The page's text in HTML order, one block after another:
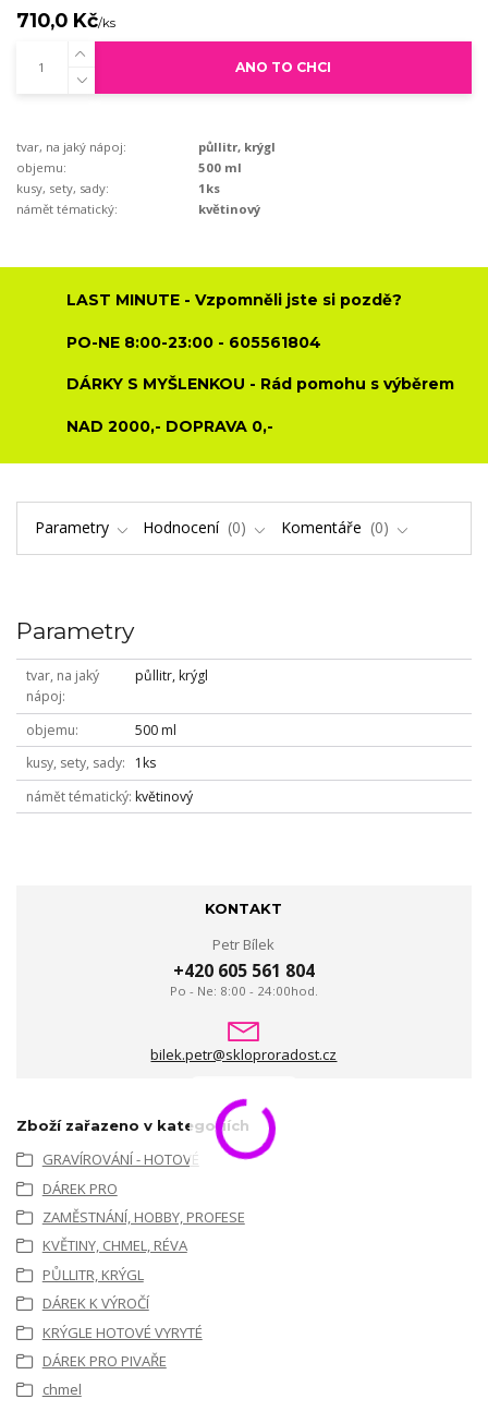
710,0 Kč/ks
ANO TO CHCI
tvar, na jaký nápoj:
půllitr, krýgl
objemu:
500 ml
kusy, sety, sady:
1ks
námět tématický:
květinový
LAST MINUTE - Vzpomněli jste si pozdě?
PO-NE 8:00-23:00 - 605561804
DÁRKY S MYŠLENKOU - Rád pomohu s výběrem
NAD 2000,- DOPRAVA 0,-
Parametry Hodnocení 0 Komentáře 0
Parametry
tvar, na jaký
nápoj
půllitr, krýgl
objemu
500 ml
kusy, sety, sady
1ks
námět tématický květinový
KONTAKT
Petr Bílek
+420 605 561 804
Po - Ne: 8:00 - 24:00hod.
bilek.petr@skloproradost.cz
Zboží zařazeno v kategoriích
GRAVÍROVÁNÍ - HOTOVÉ
DÁREK PRO
ZAMĚSTNÁNÍ, HOBBY, PROFESE
KVĚTINY, CHMEL, RÉVA
PŮLLITR, KRÝGL
DÁREK K VÝROČÍ
KRÝGLE HOTOVÉ VYRYTÉ
DÁREK PRO PIVAŘE
chmel